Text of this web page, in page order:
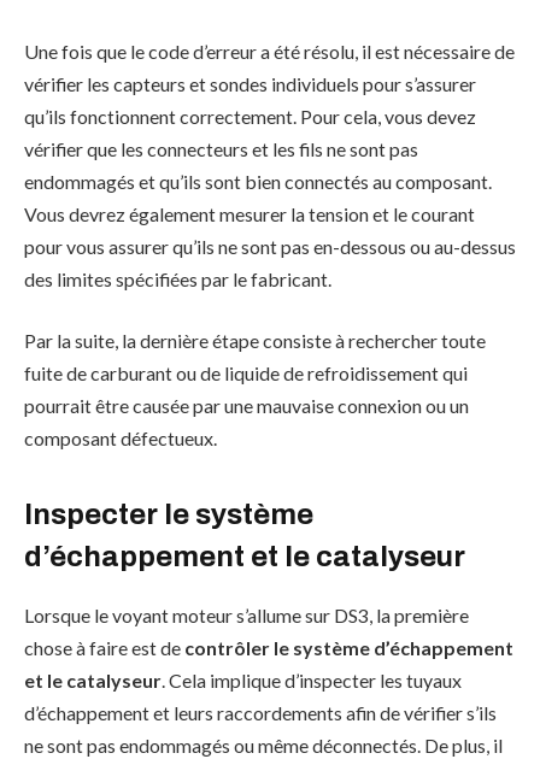
Une fois que le code d’erreur a été résolu, il est nécessaire de
vérifier les capteurs et sondes individuels pour s’assurer
qu’ils fonctionnent correctement. Pour cela, vous devez
vérifier que les connecteurs et les fils ne sont pas
endommagés et qu’ils sont bien connectés au composant.
Vous devrez également mesurer la tension et le courant
pour vous assurer qu’ils ne sont pas en-dessous ou au-dessus
des limites spécifiées par le fabricant.
Par la suite, la dernière étape consiste à rechercher toute
fuite de carburant ou de liquide de refroidissement qui
pourrait être causée par une mauvaise connexion ou un
composant défectueux.
Inspecter le système
d’échappement et le catalyseur
Lorsque le voyant moteur s’allume sur DS3, la première
chose à faire est de contrôler le système d’échappement
et le catalyseur. Cela implique d’inspecter les tuyaux
d’échappement et leurs raccordements afin de vérifier s’ils
ne sont pas endommagés ou même déconnectés. De plus, il